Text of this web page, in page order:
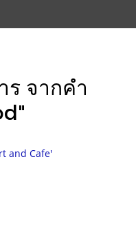
ร จากคำ
and Cafe'